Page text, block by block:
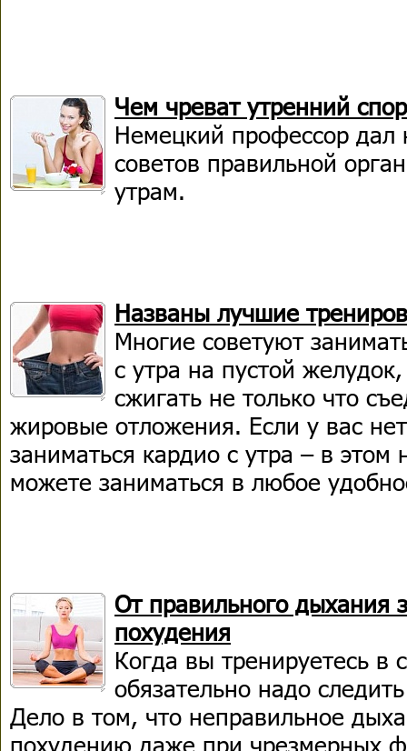
Чем чреват утренний
Немецкий профессор дал
советов правильной
утрам.
Названы лучшие
Многие советуют
с утра на пустой
сжигать не только что
жировые отложения. Если у вас
заниматься кардио с утра – в этом
можете заниматься в любое
От правильного дыхания
похудения
Когда вы тренируетесь в
обязательно надо
Дело в том, что неправильное
похудению даже при чрезмерных